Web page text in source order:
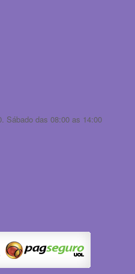
Sábado das 08:00 as 14:00